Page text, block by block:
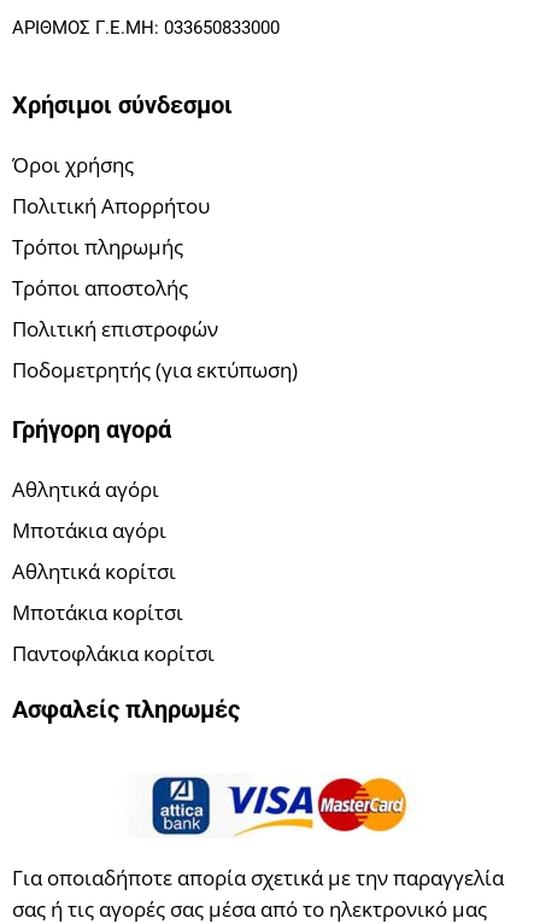
ΑΡΙΘΜΟΣ Γ.Ε.ΜΗ: 033650833000
Χρήσιμοι σύνδεσμοι
Όροι χρήσης
Πολιτική Απορρήτου
Τρόποι πληρωμής
Τρόποι αποστολής
Πολιτική επιστροφών
Ποδομετρητής (για εκτύπωση)
Γρήγορη αγορά
Αθλητικά αγόρι
Μποτάκια αγόρι
Αθλητικά κορίτσι
Μποτάκια κορίτσι
Παντοφλάκια κορίτσι
Ασφαλείς πληρωμές
Για οποιαδήποτε απορία σχετικά με την παραγγελία
σας ή τις αγορές σας μέσα από το ηλεκτρονικό μας